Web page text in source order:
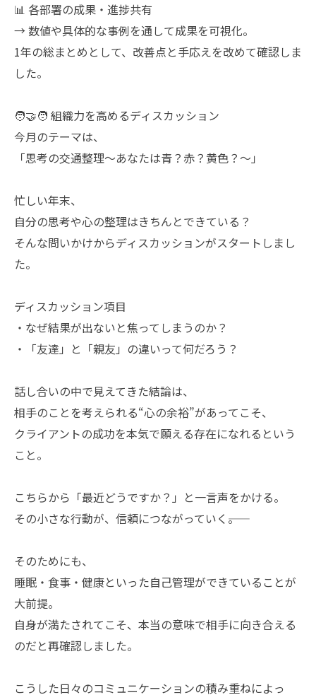
📊 各部署の成果・進捗共有
→ 数値や具体的な事例を通して成果を可視化。
1年の総まとめとして、改善点と手応えを改めて確認しま
した。
🧑‍🤝‍🧑 組織力を高めるディスカッション
今月のテーマは、
「思考の交通整理～あなたは青？赤？黄色？～」
忙しい年末、
自分の思考や心の整理はきちんとできている？
そんな問いかけからディスカッションがスタートしまし
た。
ディスカッション項目
・なぜ結果が出ないと焦ってしまうのか？
・「友達」と「親友」の違いって何だろう？
話し合いの中で見えてきた結論は、
相手のことを考えられる“心の余裕”があってこそ、
クライアントの成功を本気で願える存在になれるという
こと。
こちらから「最近どうですか？」と一言声をかける。
その小さな行動が、信頼につながっていく――。
そのためにも、
睡眠・食事・健康といった自己管理ができていることが
大前提。
自身が満たされてこそ、本当の意味で相手に向き合える
のだと再確認しました。
こうした日々のコミュニケーションの積み重ねによっ